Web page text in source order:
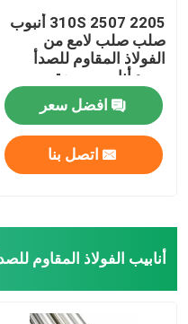
2205 2507 310S أنبوب
صلب صلب لامع من
الفولاذ المقاوم للصدأ
مورد أنابيب مربعة
2013030304L 316
316L
افضل سعر
اتصل بنا
أنابيب الفولاذ المقاوم